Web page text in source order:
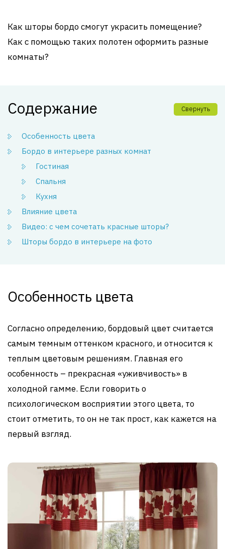
Как шторы бордо смогут украсить помещение?
Как с помощью таких полотен оформить разные
комнаты?
Содержание Свернуть
Особенность цвета
Бордо в интерьере разных комнат
Гостиная
Спальня
Кухня
Влияние цвета
Видео: с чем сочетать красные шторы?
Шторы бордо в интерьере на фото
Особенность цвета
Согласно определению, бордовый цвет считается
самым темным оттенком красного, и относится к
теплым цветовым решениям. Главная его
особенность – прекрасная «уживчивость» в
холодной гамме. Если говорить о
психологическом восприятии этого цвета, то
стоит отметить, то он не так прост, как кажется на
первый взгляд.